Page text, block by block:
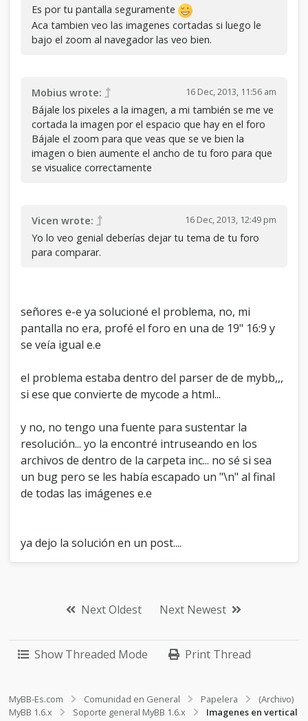
Es por tu pantalla seguramente
Aca tambien veo las imagenes cortadas si luego le
bajo el zoom al navegador las veo bien.
16 Dec, 2013, 11:56 am
Mobius wrote:
Bájale los pixeles a la imagen, a mi también se me ve
cortada la imagen por el espacio que hay en el foro
Bájale el zoom para que veas que se ve bien la
imagen o bien aumente el ancho de tu foro para que
se visualice correctamente
16 Dec, 2013, 12:49 pm
Vicen wrote:
Yo lo veo genial deberías dejar tu tema de tu foro
para comparar.
señores e-e ya solucioné el problema, no, mi
pantalla no era, profé el foro en una de 19" 16:9 y
se veía igual e.e
el problema estaba dentro del parser de de mybb,,,
si ese que convierte de mycode a html...
y no, no tengo una fuente para sustentar la
resolución... yo la encontré intruseando en los
archivos de dentro de la carpeta inc... no sé si sea
un bug pero se les había escapado un "\n" al final
de todas las imágenes e.e
ya dejo la solución en un post....
Next Oldest Next Newest
Show Threaded Mode Print Thread
MyBB-Es.com Comunidad en General Papelera
(Archivo)
MyBB 1.6.x
Soporte general MyBB 1.6.x
Imagenes en vertical